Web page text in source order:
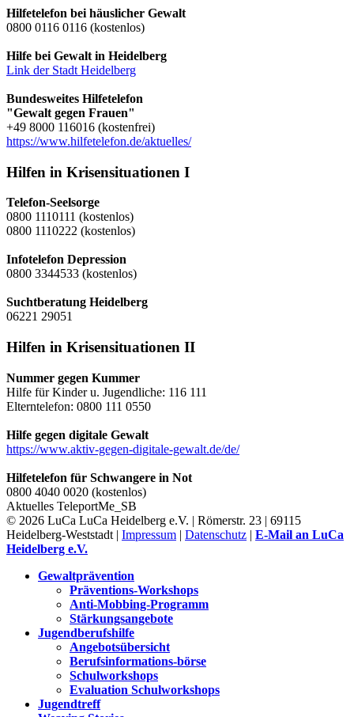
Hilfetelefon bei häuslicher Gewalt
0800 0116 0116 (kostenlos)
Hilfe bei Gewalt in Heidelberg
Link der Stadt Heidelberg
Bundesweites Hilfetelefon
"Gewalt gegen Frauen"
+49 8000 116016 (kostenfrei)
https://www.hilfetelefon.de/aktuelles/
Hilfen in Krisensituationen I
Telefon-Seelsorge
0800 1110111 (kostenlos)
0800 1110222 (kostenlos)
Infotelefon Depression
0800 3344533 (kostenlos)
Suchtberatung Heidelberg
06221 29051
Hilfen in Krisensituationen II
Nummer gegen Kummer
Hilfe für Kinder u. Jugendliche: 116 111
Elterntelefon: 0800 111 0550
Hilfe gegen digitale Gewalt
https://www.aktiv-gegen-digitale-gewalt.de/de/
Hilfetelefon für Schwangere in Not
0800 4040 0020 (kostenlos)
Aktuelles TeleportMe_SB
© 2026 LuCa LuCa Heidelberg e.V. | Römerstr. 23 | 69115
Heidelberg-Weststadt | Impressum | Datenschutz | E-Mail an LuCa
Heidelberg e.V.
Gewaltprävention
Präventions-Workshops
Anti-Mobbing-Programm
Stärkungsangebote
Jugendberufshilfe
Angebotsübersicht
Berufsinformations-börse
Schulworkshops
Evaluation Schulworkshops
Jugendtreff